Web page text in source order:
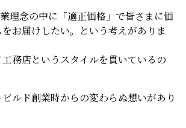
理念の中に「適正価格」で皆さまに価
お届けしたい。という考えがありま
務店というスタイルを貫いているの
ルド創業時からの変わらぬ想いがあり